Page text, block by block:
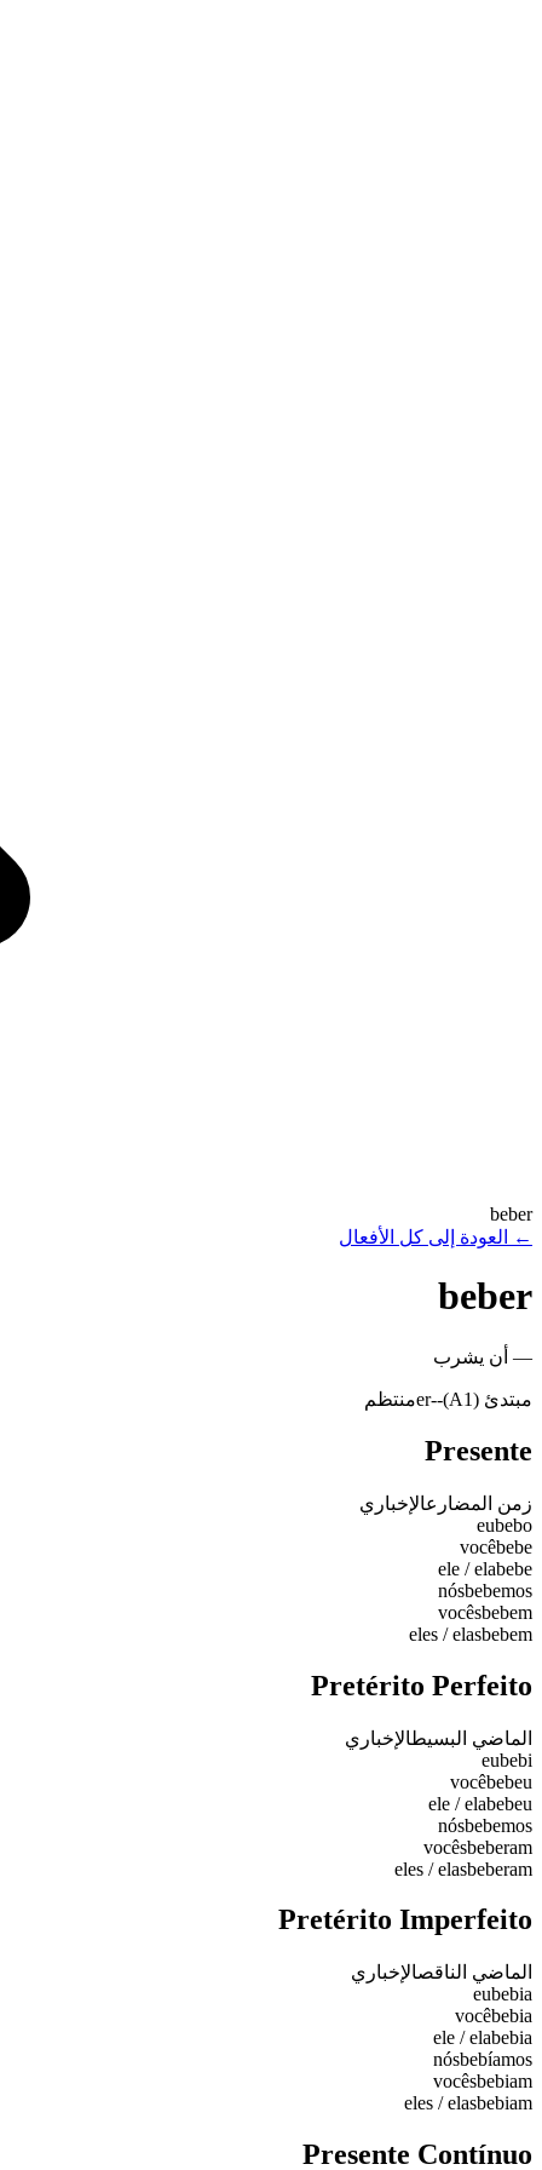
beber
←
العودة إلى كل الأفعال
beber
— أن يشرب
مبتدئ (A1) -
-er منتظم
Presente
زمن المضارعالإخباري
eubebo
vocêbebe
ele / elabebe
nósbebemos
vocêsbebem
eles / elasbebem
Pretérito Perfeito
الماضي البسيطالإخباري
eubebi
vocêbebeu
ele / elabebeu
nósbebemos
vocêsbeberam
eles / elasbeberam
Pretérito Imperfeito
الماضي الناقصالإخباري
eubebia
vocêbebia
ele / elabebia
nósbebíamos
vocêsbebiam
eles / elasbebiam
Presente Contínuo